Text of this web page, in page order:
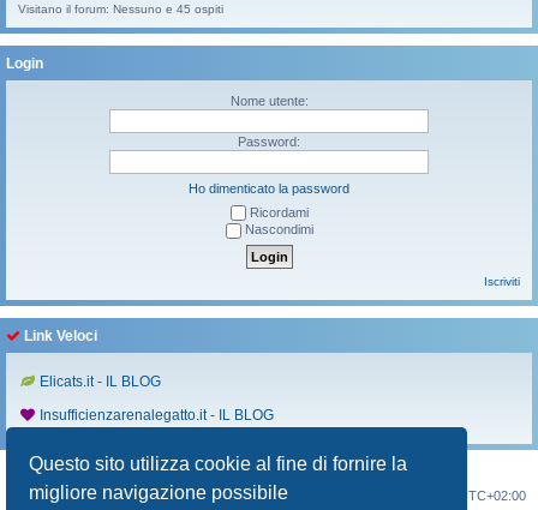
Questo sito utilizza cookie al fine di fornire la
migliore navigazione possibile
Visitano il forum: Nessuno e 45 ospiti
Login
Nome utente:
Password:
Ho dimenticato la password
Ricordami
Nascondimi
Iscriviti
Link Veloci
Elicats.it - IL BLOG
Insufficienzarenalegatto.it - IL BLOG
Indice UTC+02:00
Cancella cookie
Contattaci